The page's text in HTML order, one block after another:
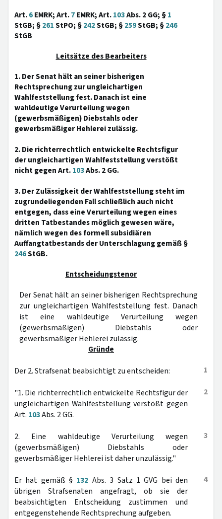
Art.6EMRK; Art.7EMRK; Art.103Abs. 2 GG; §1
StGB; §261StPO; §242StGB; §259StGB; §246
StGB
Leitsätze des Bearbeiters
1. Der Senat hält an seiner bisherigen
Rechtsprechung zur ungleichartigen
Wahlfeststellung fest. Danach ist eine
wahldeutige Verurteilung wegen
(gewerbsmäßigen) Diebstahls oder
gewerbsmäßiger Hehlerei zulässig.
2. Die richterrechtlich entwickelte Rechtsfigur
der ungleichartigen Wahlfeststellung verstößt
nicht gegen Art.103Abs. 2 GG.
3. Der Zulässigkeit der Wahlfeststellung steht im
zugrundeliegenden Fall schließlich auch nicht
entgegen, dass eine Verurteilung wegen eines
dritten Tatbestandes möglich gewesen wäre,
nämlich wegen des formell subsidiären
Auffangtatbestands der Unterschlagung gemäß §
246StGB.
Entscheidungstenor
Der Senat hält an seiner bisherigen Rechtsprechung
zur ungleichartigen Wahlfeststellung fest. Danach
ist eine wahldeutige Verurteilung wegen
(gewerbsmäßigen) Diebstahls oder
gewerbsmäßiger Hehlerei zulässig.
Gründe
1
Der 2. Strafsenat beabsichtigt zu entscheiden:
2
"1. Die richterrechtlich entwickelte Rechtsfigur der
ungleichartigen Wahlfeststellung verstößt gegen
Art. 103Abs. 2 GG.
3
2. Eine wahldeutige Verurteilung wegen
(gewerbsmäßigen) Diebstahls oder
gewerbsmäßiger Hehlerei ist daher unzulässig."
4
Er hat gemäß § 132 Abs. 3 Satz 1 GVG bei den
übrigen Strafsenaten angefragt, ob sie der
beabsichtigten Entscheidung zustimmen und
entgegenstehende Rechtsprechung aufgeben.